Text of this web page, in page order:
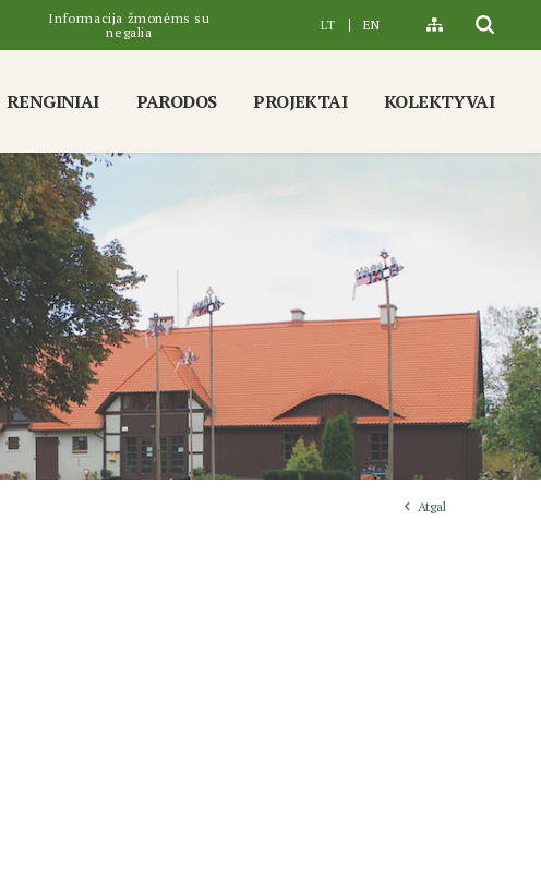
Informacija žmonėms su
negalia
LT EN
RENGINIAI PARODOS PROJEKTAI KOLEKTYVAI
Atgal